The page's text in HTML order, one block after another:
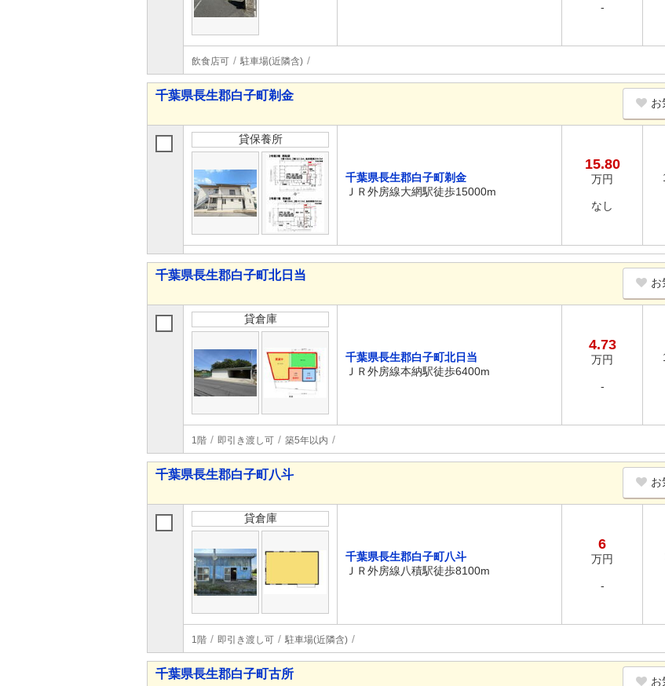
-
飲食店可 駐車場(近隣含)
千葉県長生郡白子町剃金
お
貸保養所
千葉県長生郡白子町剃金
ＪＲ外房線大網駅徒歩15000m
15.80
万円
なし
千葉県長生郡白子町北日当
お
貸倉庫
千葉県長生郡白子町北日当
ＪＲ外房線本納駅徒歩6400m
4.73
万円
-
1階 即引き渡し可 築5年以内
千葉県長生郡白子町八斗
お
貸倉庫
千葉県長生郡白子町八斗
ＪＲ外房線八積駅徒歩8100m
6
万円
-
1階 即引き渡し可 駐車場(近隣含)
千葉県長生郡白子町古所
お